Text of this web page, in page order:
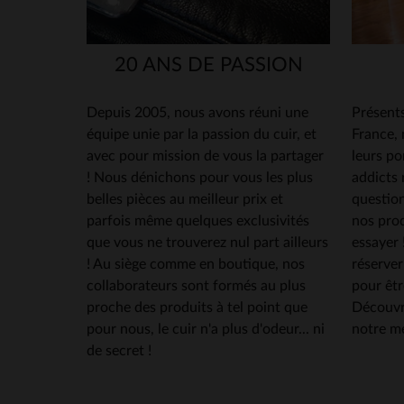
20 ANS DE PASSION
Depuis 2005, nous avons réuni une
équipe unie par la passion du cuir, et
avec pour mission de vous la partager
! Nous dénichons pour vous les plus
belles pièces au meilleur prix et
parfois même quelques exclusivités
que vous ne trouverez nul part ailleurs
! Au siège comme en boutique, nos
collaborateurs sont formés au plus
proche des produits à tel point que
pour nous, le cuir n'a plus d'odeur... ni
de secret !
leurs
addicts
nos
essayer
pour
notre